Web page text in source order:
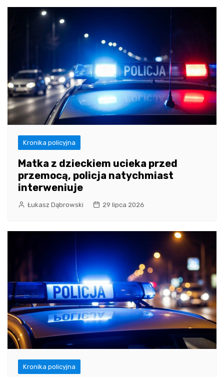
Kronika policyjna
Matka z dzieckiem ucieka przed
przemocą, policja natychmiast
interweniuje
Łukasz Dąbrowski 29 lipca 2026
Kronika policyjna